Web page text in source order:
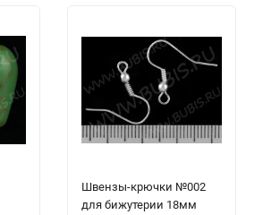
Швензы-крючки №002
для бижутерии 18мм